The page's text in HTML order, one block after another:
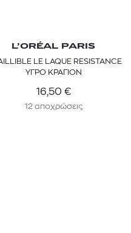
L’ORÉAL PARIS
LE LAQUE RESISTANCE
ΥΓΡΟ ΚΡΑΓΙΟΝ
16,50 €
12 αποχρώσεις